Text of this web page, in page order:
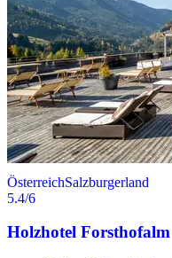
ÖsterreichSalzburgerland
5.4/6
Holzhotel